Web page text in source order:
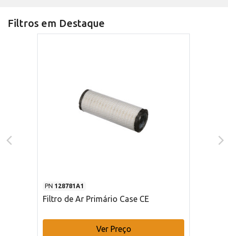
Filtros em Destaque
PN 128781A1
Filtro de Ar Primário Case CE
Ver Preço